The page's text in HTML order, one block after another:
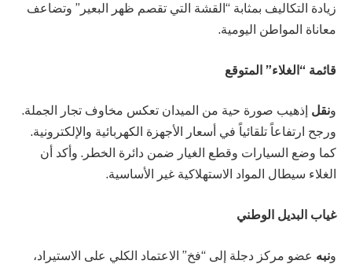
زيادة التكاليف بمثابة “القشة التي تقصم ظهر البعير” وتضاعف
معاناة المواطن اليومية.
قائمة “الغلاء” المتوقع
ونقل إذهيب صورة حية من الميدان تعكس مخاوف تجار الجملة.
ورجح ارتفاعاً تلقائياً في أسعار الأجهزة الكهربائية والإلكترونية.
كما وضع السيارات وقطع الغيار ضمن دائرة الخطر. وأكد أن
الغلاء سيطال المواد الاستهلاكية غير الأساسية.
غياب البديل الوطني
ونبه عضو مركز دجلة إلى “فخ” الاعتماد الكلي على الاستيراد،